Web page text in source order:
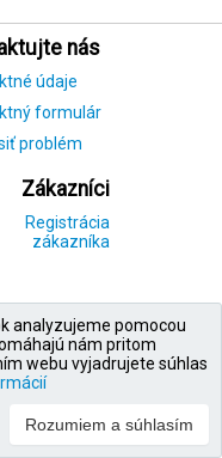
nás
údaje
formulár
problém
Zákazníci
Registrácia
zákazníka
analyzujeme pomocou
nám pritom
webu vyjadrujete súhlas